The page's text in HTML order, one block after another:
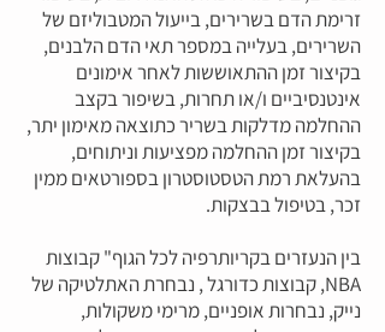
זרימת הדם בשרירים, בייעול המטבוליזם של
השרירים, בעלייה במספר תאי הדם הלבנים,
בקיצור זמן ההתאוששות לאחר אימונים
אינטנסיביים ו/או תחרות, בשיפור בקצב
ההחלמה מדלקות בשריר כתוצאה מאימון יתר,
בקיצור זמן ההחלמה מפציעות וניתוחים,
בהעלאת רמת הטסטוסטרון בספורטאים ממין
זכר, בטיפול בבצקות.
בין הנעזרים בקריותרפיה לכל הגוף" קבוצות
NBA, קבוצות כדורגל , נבחרת האתלטיקה של
נייק, נבחרות אופניים, מרימי משקולות,